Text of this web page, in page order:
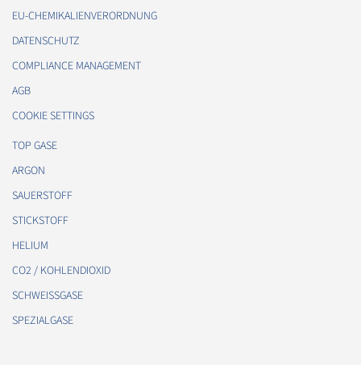
EU-CHEMIKALIENVERORDNUNG
DATENSCHUTZ
COMPLIANCE MANAGEMENT
AGB
COOKIE SETTINGS
TOP GASE
ARGON
SAUERSTOFF
STICKSTOFF
HELIUM
CO2 / KOHLENDIOXID
SCHWEISSGASE
SPEZIALGASE